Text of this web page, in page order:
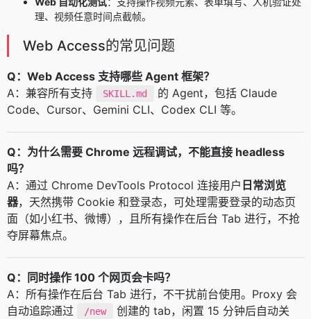
理、视频任意时间点截帧。
Web Access的常见问题
Q：Web Access 支持哪些 Agent 框架？
A：兼容所有支持
SKILL.md
的 Agent，包括 Claude
Code、Cursor、Gemini CLI、Codex CLI 等。
Q：为什么需要 Chrome 远程调试，不能直接 headless
吗？
A：通过 Chrome DevTools Protocol 连接用户 日常浏览
器，天然携带 Cookie 和登录态，可处理需要登录的动态页
面（如小红书、微博），且所有操作在后台 Tab 进行，不抢
夺屏幕焦点。
Q：同时操作 100 个网页会卡吗？
A：所有操作在后台 Tab 进行，不干扰前台使用。Proxy 会
自动追踪通过
/new
创建的 tab，闲置 15 分钟后自动关